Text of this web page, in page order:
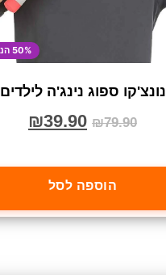
50% הנחה
נונצ'קו ספוג נינג'ה לילדים
₪79.90
₪39.90
הוספה לסל